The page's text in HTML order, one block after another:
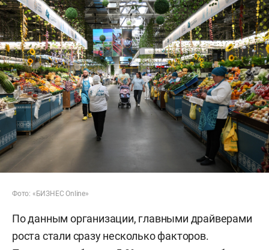
Фото: «БИЗНЕС Online»
По данным организации, главными драйверами
роста стали сразу несколько факторов.